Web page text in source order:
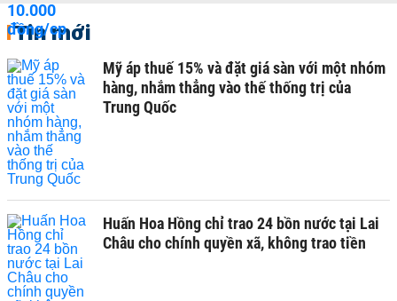
Tin mới
Mỹ áp thuế 15% và đặt giá sàn với một nhóm
hàng, nhắm thẳng vào thế thống trị của
Trung Quốc
Huấn Hoa Hồng chỉ trao 24 bồn nước tại Lai
Châu cho chính quyền xã, không trao tiền